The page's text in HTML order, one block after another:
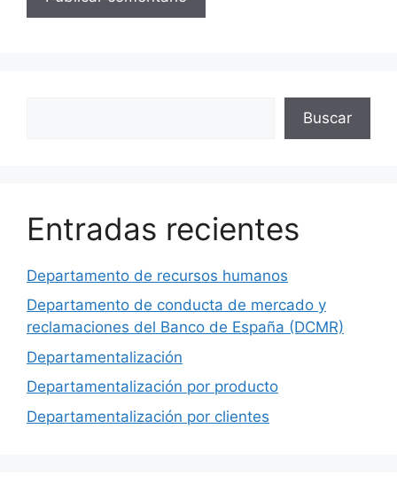
Buscar
Entradas recientes
Departamento de recursos humanos
Departamento de conducta de mercado y
reclamaciones del Banco de España (DCMR)
Departamentalización
Departamentalización por producto
Departamentalización por clientes